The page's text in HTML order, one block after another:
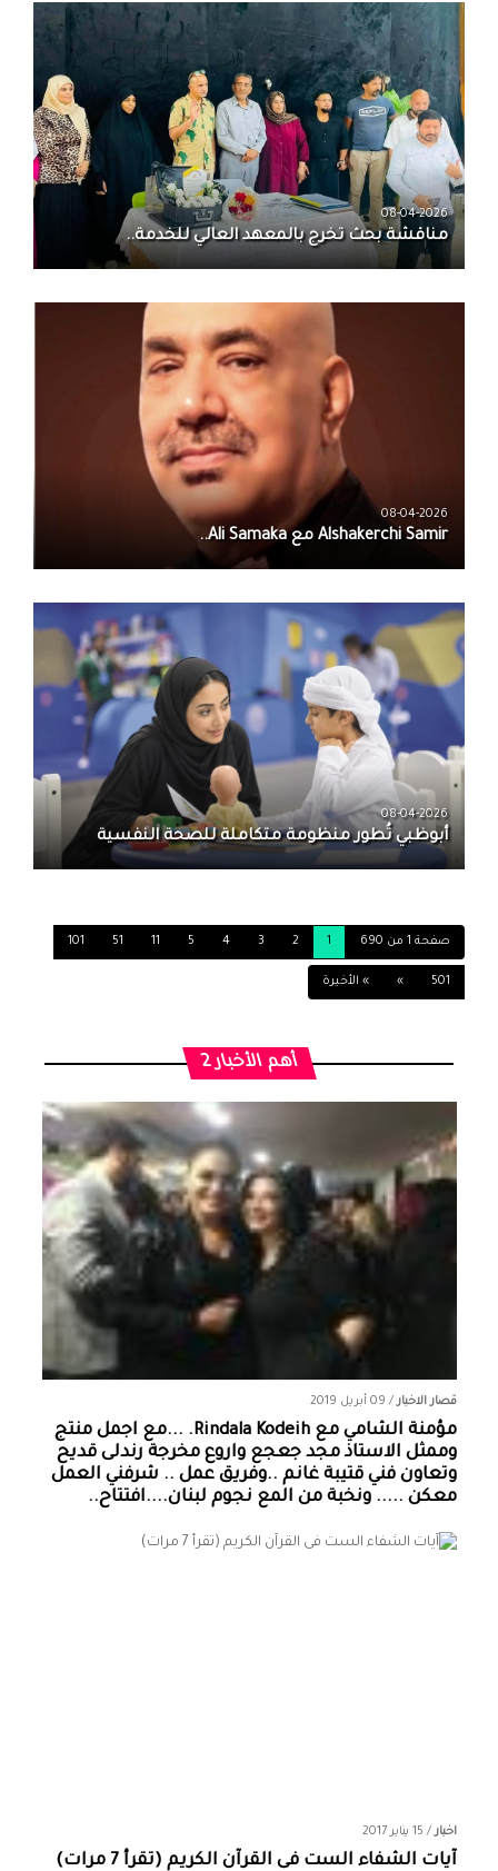
08-04-2026
مناقشة بحث تخرج بالمعهد العالي للخدمة..
08-04-2026
08-04-2026
أبوظبي تُطور منظومة متكاملة للصحة النفسية
صفحة 1 من 690 1
2
3
4
5
11
51
101
501
» » الأخيرة
أهم الأخبار 2
قصار الاخبار/ 09 أبريل 2019
مؤمنة الشامي‏ مع ‏‎Rindala Kodeih‎‏. ...مع اجمل منتج
وممثل الاستاذ مجد جعجع واروع مخرجة رندلى قديح
وتعاون فني قتيبة غانم ..وفريق عمل .. شرفني العمل
معكن ..... ونخبة من المع نجوم لبنان....افتتاح..
اخبار/ 15 يناير 2017
آيات الشفاء الست فى القرآن الكريم (تقرأ 7 مرات)